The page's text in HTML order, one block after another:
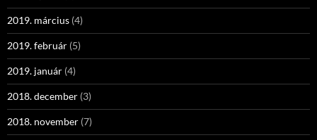
2019. március (4)
2019. február (5)
2019. január (4)
2018. december (3)
2018. november (7)